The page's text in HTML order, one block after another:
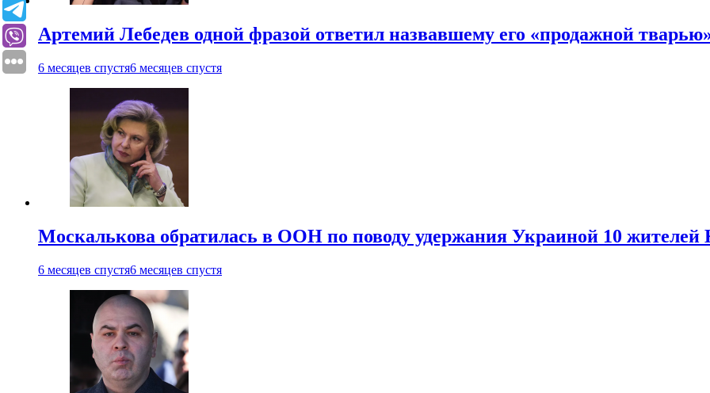
Артемий Лебедев одной фразой ответил назвавшему его «продажной
6 месяцев спустя6 месяцев спустя
Москалькова обратилась в ООН по поводу удержания Украиной 10 жителей
6 месяцев спустя6 месяцев спустя